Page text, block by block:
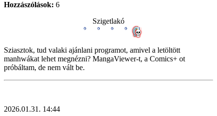
Hozzászólások: 6
Szigetlakó
Sziasztok, tud valaki ajánlani programot, amivel a letöltött
manhwákat lehet megnézni? MangaViewer-t, a Comics+ ot
próbáltam, de nem vált be.
2026.01.31. 14:44